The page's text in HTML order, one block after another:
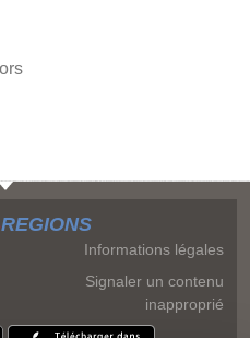
REGIONS
Informations légales
Signaler un contenu
inapproprié